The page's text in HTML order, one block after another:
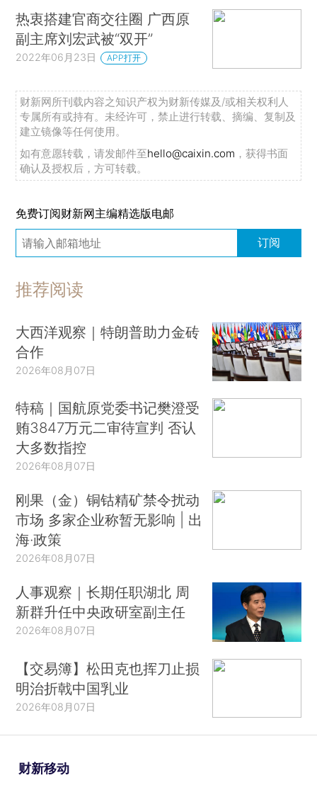
热衷搭建官商交往圈 广西原
副主席刘宏武被“双开”
2022年06月23日 APP打开
财新网所刊载内容之知识产权为财新传媒及/或相关权利人
专属所有或持有。未经许可，禁止进行转载、摘编、复制及
建立镜像等任何使用。
如有意愿转载，请发邮件至hello@caixin.com ，获得书面
确认及授权后，方可转载。
免费订阅财新网主编精选版电邮
订阅
推荐阅读
大西洋观察｜特朗普助力金砖
合作
2026年08月07日
特稿｜国航原党委书记樊澄受
贿3847万元二审待宣判 否认
大多数指控
2026年08月07日
刚果（金）铜钴精矿禁令扰动
市场 多家企业称暂无影响 | 出
海·政策
2026年08月07日
人事观察｜长期任职湖北 周
新群升任中央政研室副主任
2026年08月07日
【交易簿】松田克也挥刀止损
明治折戟中国乳业
2026年08月07日
财新移动